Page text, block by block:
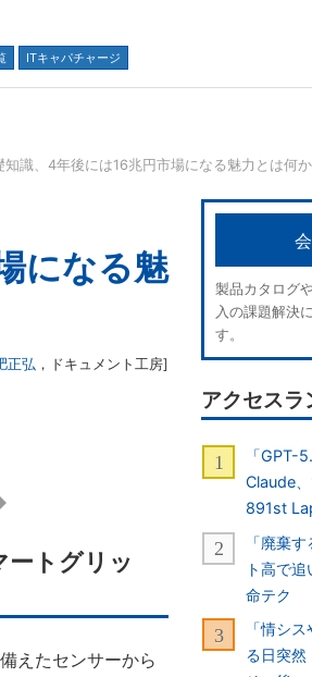
ITキャパチャージ
コンテンツ
並び順：
知識、4年後には16兆円市場になる魅力とは何
になる魅
正弘 ， ドキュメント工房]
トグリッ
えたセンサーから
製品カタログ
入の課題解決
す。
アクセスラ
「GPT-
Claude
891st
「廃棄
ト高で
命テク
「情シ
る日突然